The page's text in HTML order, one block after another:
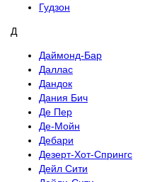
Гудзон
Д
Даймонд-Бар
Даллас
Дандок
Дания Бич
Де Пер
Де-Мойн
Дебари
Дезерт-Хот-Спрингс
Дейл Сити